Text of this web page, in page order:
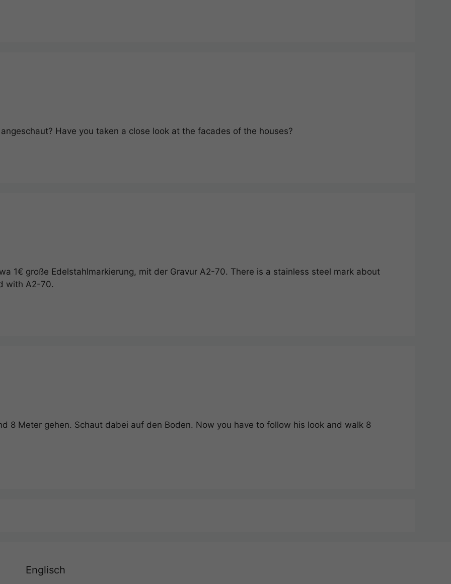
Have you taken a close look at the facades of the houses?
1€ große Edelstahlmarkierung, mit der Gravur A2-70. There is a stainless steel mark about
with A2-70.
8 Meter gehen. Schaut dabei auf den Boden. Now you have to follow his look and walk 8
Englisch